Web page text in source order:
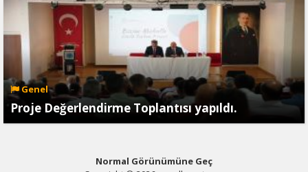
Genel
Proje Değerlendirme Toplantısı yapıldı.
Normal Görünümüne Geç